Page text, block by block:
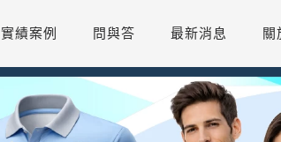
實績案例 問與答 最新消息 關